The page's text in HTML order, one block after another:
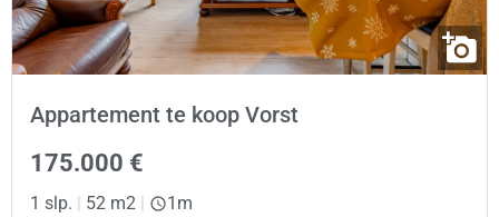
Appartement te koop Vorst
175.000 €
1 slp. | 52 m2 | 1m